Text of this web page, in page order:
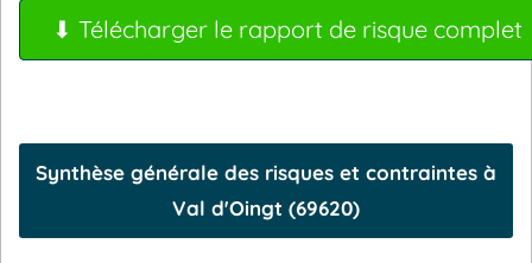
⬇ Télécharger le rapport de risque complet
Synthèse générale des risques et contraintes à
Val d'Oingt (69620)